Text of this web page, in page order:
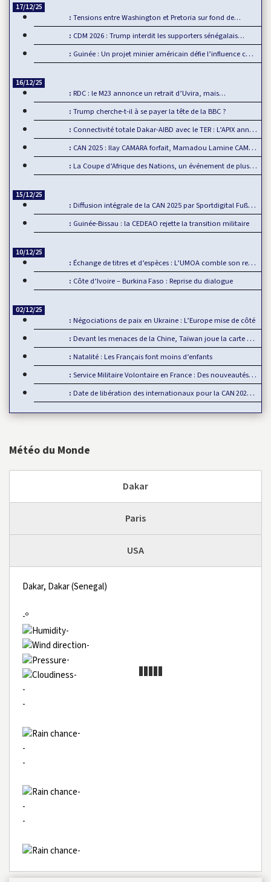
17/12/25
Tensions entre Washington et Pretoria sur fond de…
CDM 2026 : Trump interdit les supporters sénégalais…
Guinée : Un projet minier américain défie l’influence chinoise
16/12/25
RDC : le M23 annonce un retrait d’Uvira, mais…
Trump cherche-t-il à se payer la tête de la BBC ?
Connectivité totale Dakar-AIBD avec le TER : L’APIX annonce…
CAN 2025 : Ilay CAMARA forfait, Mamadou Lamine CAMARA…
La Coupe d’Afrique des Nations, un événement de plus en plus…
15/12/25
Diffusion intégrale de la CAN 2025 par Sportdigital Fußball, le…
Guinée-Bissau : la CEDEAO rejette la transition militaire
10/12/25
Échange de titres et d’espèces : L’UMOA comble son retard
Côte d’Ivoire – Burkina Faso : Reprise du dialogue
02/12/25
Négociations de paix en Ukraine : L’Europe mise de côté
Devant les menaces de la Chine, Taïwan joue la carte de…
Natalité : Les Français font moins d’enfants
Service Militaire Volontaire en France : Des nouveautés en 2025
Date de libération des internationaux pour la CAN 2025 : Rumeur ou…
Météo du Monde
Dakar
Paris
USA
Dakar, Dakar (Senegal)
-º
-
-
-
-
-
-
-
-
-
-
-
-
-